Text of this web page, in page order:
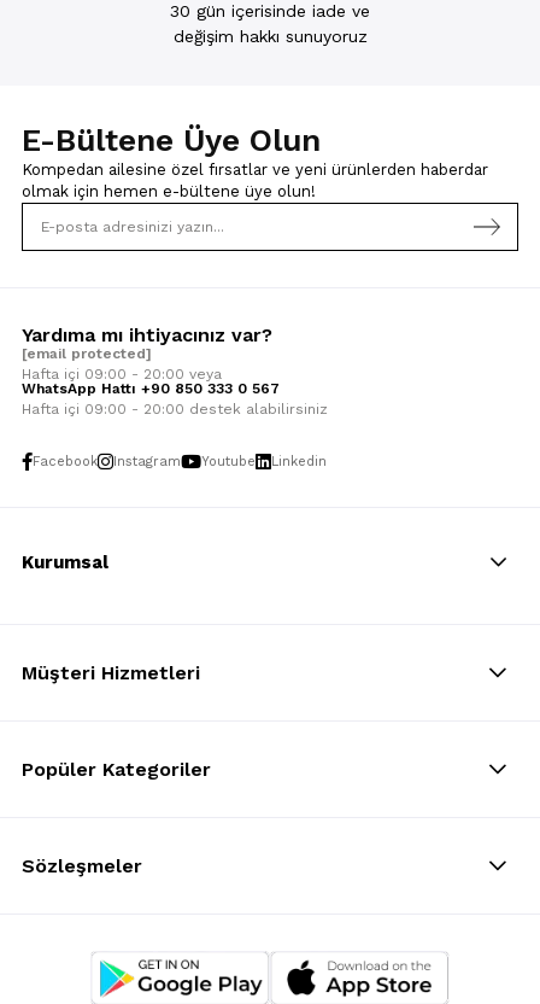
30 gün içerisinde iade ve
değişim hakkı sunuyoruz
E-Bültene Üye Olun
Kompedan ailesine özel fırsatlar ve yeni ürünlerden haberdar
olmak için hemen e-bültene üye olun!
Yardıma mı ihtiyacınız var?
[email protected]
Hafta içi 09:00 - 20:00 veya
WhatsApp Hattı +90 850 333 0 567
Hafta içi 09:00 - 20:00 destek alabilirsiniz
Facebook Instagram Youtube Linkedin
Kurumsal
Müşteri Hizmetleri
Popüler Kategoriler
Sözleşmeler